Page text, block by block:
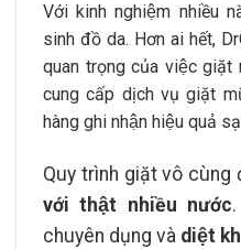
Với kinh nghiệm nhiều
sinh đồ da. Hơn ai hết,
quan trọng của việc giặt
cung cấp dịch vụ giặt
hàng ghi nhận hiệu quả
Quy trình giặt vô cùng
với thật nhiều nước
chuyên dụng và diệt